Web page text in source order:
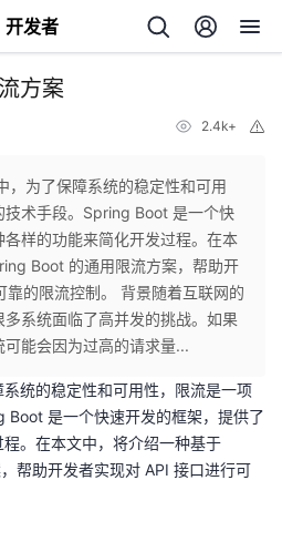
开发者
方案
2.4k+
，为了保障系统的稳定性和可用
技术手段。Spring Boot 是一个快
样的功能来简化开发过程。在本
Boot 的通用限流方案，帮助开
靠的限流控制。 背景随着互联网的
系统面临了高并发的挑战。如果
能会因为过高的请求量...
统的稳定性和可用性，限流是一项
Boot 是一个快速开发的框架，提供了
。在本文中，将介绍一种基于
帮助开发者实现对 API 接口进行可